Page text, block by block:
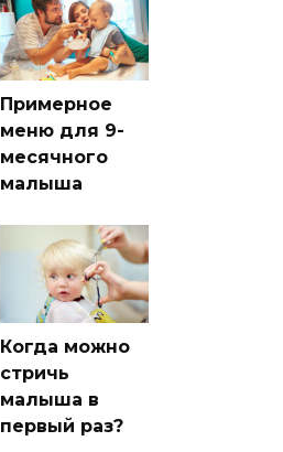
Примерное
меню для 9-
месячного
малыша
Когда можно
стричь
малыша в
первый раз?